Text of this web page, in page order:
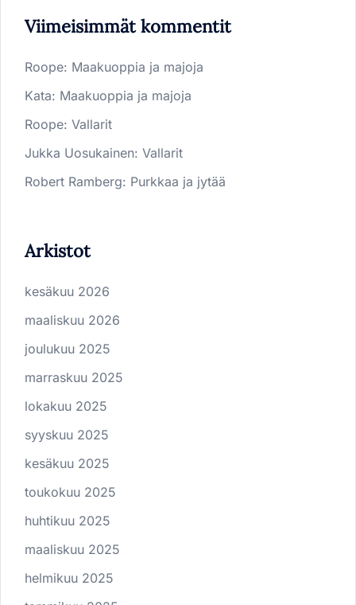
Viimeisimmät kommentit
Roope: Maakuoppia ja majoja
Kata: Maakuoppia ja majoja
Roope: Vallarit
Jukka Uosukainen: Vallarit
Robert Ramberg: Purkkaa ja jytää
Arkistot
kesäkuu 2026
maaliskuu 2026
joulukuu 2025
marraskuu 2025
lokakuu 2025
syyskuu 2025
kesäkuu 2025
toukokuu 2025
huhtikuu 2025
maaliskuu 2025
helmikuu 2025